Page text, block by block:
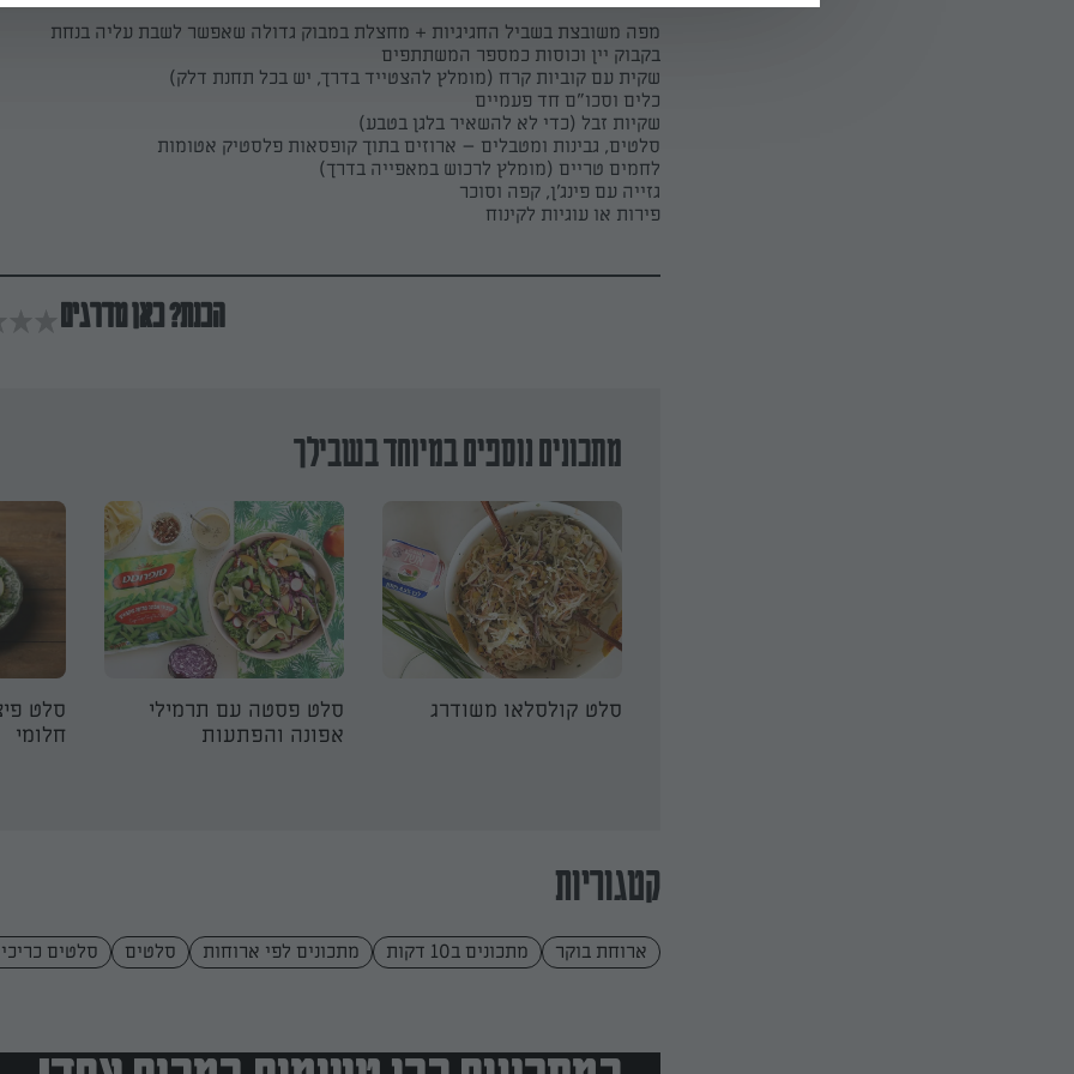
מפה משובצת בשביל החגיגיות + מחצלת במבוק גדולה שאפשר לשבת עליה בנחת
בקבוק יין וכוסות כמספר המשתתפים
שקית עם קוביות קרח (מומלץ להצטייד בדרך, יש בכל תחנת דלק)
כלים וסכו"ם חד פעמיים
שקיות זבל (כדי לא להשאיר בלגן בטבע)
סלטים, גבינות ומטבלים – ארוזים בתוך קופסאות פלסטיק אטומות
לחמים טריים (מומלץ לרכוש במאפייה בדרך)
גזייה עם פינג'ן, קפה וסוכר
פירות או עוגיות לקינוח
הכנת? כאן מדרגים
מתכונים נוספים במיוחד בשבילך
סלט קולסלאו משודרג
סלט פסטה עם תרמילי
אפונה והפתעות
סלט
חלומי
קטגוריות
ארוחת בוקר מתכונים ב10 דקות מתכונים לפי ארוחות סלטים סלטים